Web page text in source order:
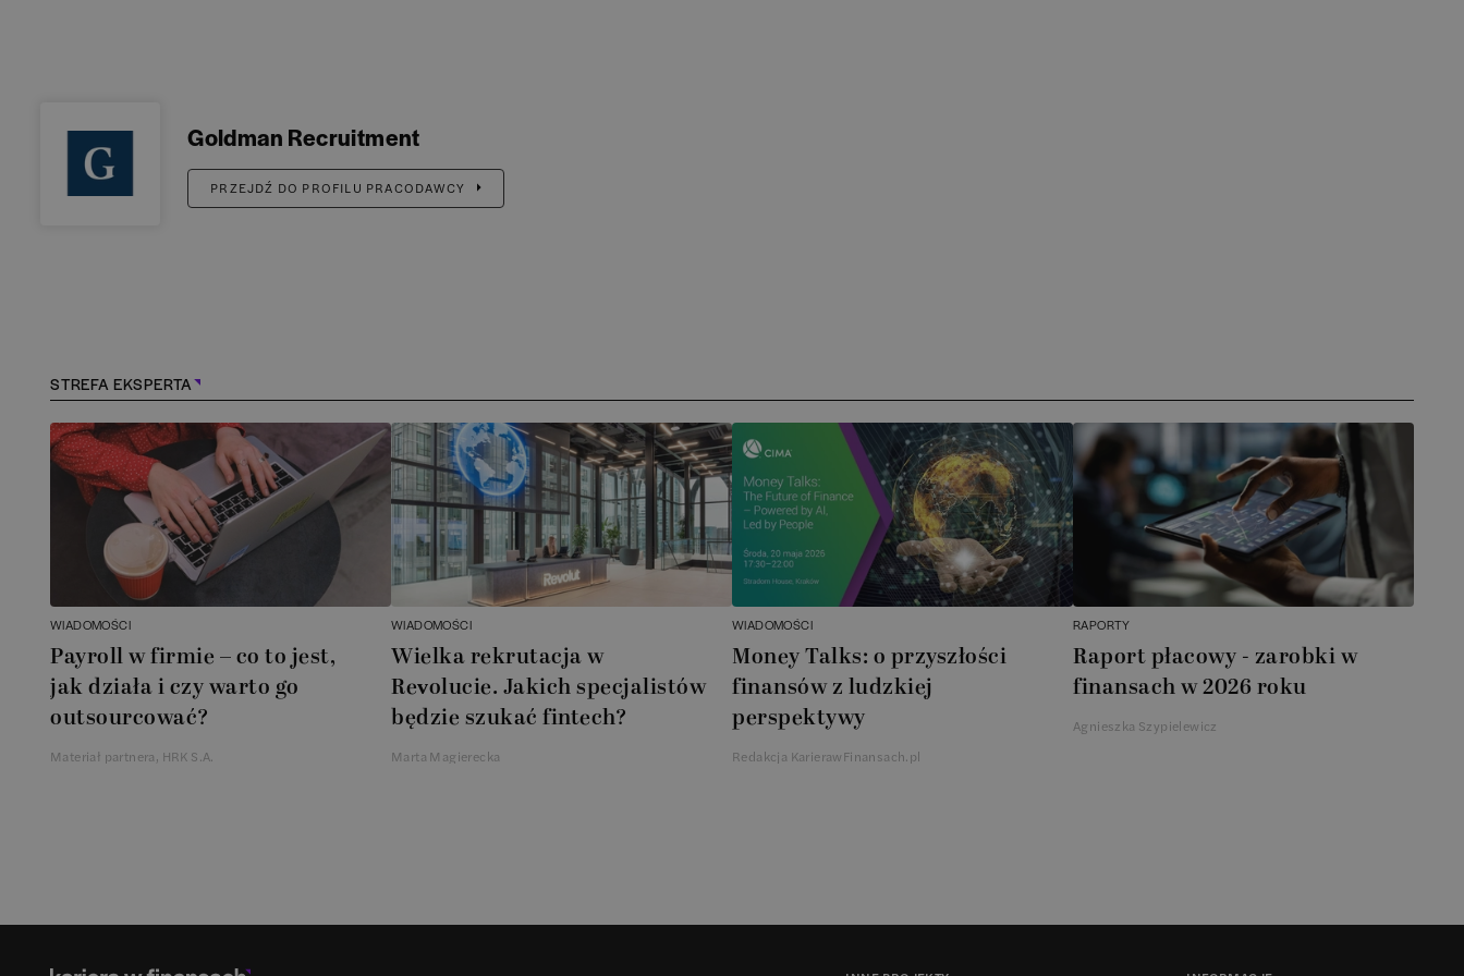
Goldman Recruitment
PRZEJDŹ DO PROFILU PRACODAWCY
STREFA EKSPERTA
WIADOMOŚCI
Payroll w firmie – co to jest,
jak działa i czy warto go
outsourcować?
Materiał partnera, HRK S.A.
WIADOMOŚCI
Wielka rekrutacja w
Revolucie. Jakich specjalistów
będzie szukać fintech?
Marta Magierecka
WIADOMOŚCI
Money Talks: o przyszłości
finansów z ludzkiej
perspektywy
Redakcja KarierawFinansach.pl
RAPORTY
Raport płacowy - zarobki w
finansach w 2026 roku
Agnieszka Szypielewicz